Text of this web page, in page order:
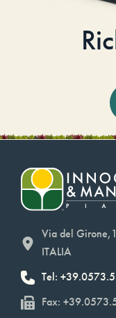
Via del
ITALIA
Tel:
Fax: